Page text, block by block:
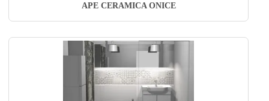
APE CERAMICA ONICE